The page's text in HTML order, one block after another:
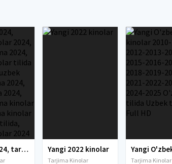
tarjima 2024, tarjima kinolar 2024, uzbek tarjima 2024, tarjima kinolar tilida tilida 2024, uzbek tilida tarjima 2024, kino tarjima 2024, uzbek tarjima kinolar 2024, tarjima kinolar 2024 uzbek tilida, tarjima kinolar 2024 o zbek, tarjima kinolar 2024 Yangi 2022 kinolar
Tarjima Kinolar Tarjima Kinolar